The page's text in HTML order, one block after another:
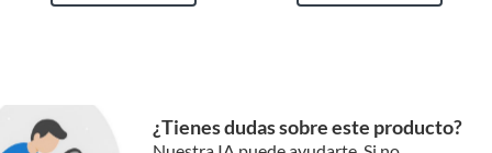
¿Tienes dudas sobre este producto?